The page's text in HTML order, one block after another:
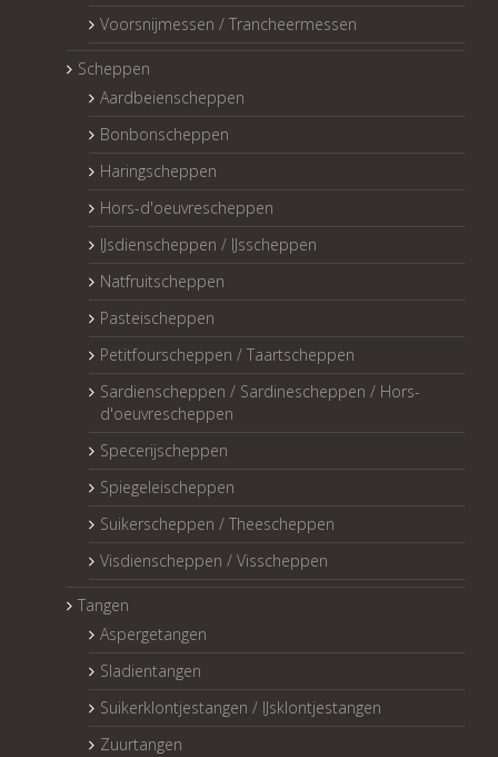
Voorsnijmessen / Trancheermessen
Scheppen
Aardbeienscheppen
Bonbonscheppen
Haringscheppen
Hors-d'oeuvrescheppen
IJsdienscheppen / IJsscheppen
Natfruitscheppen
Pasteischeppen
Petitfourscheppen / Taartscheppen
Sardienscheppen / Sardinescheppen / Hors-
d'oeuvrescheppen
Specerijscheppen
Spiegeleischeppen
Suikerscheppen / Theescheppen
Visdienscheppen / Visscheppen
Tangen
Aspergetangen
Sladientangen
Suikerklontjestangen / IJsklontjestangen
Zuurtangen